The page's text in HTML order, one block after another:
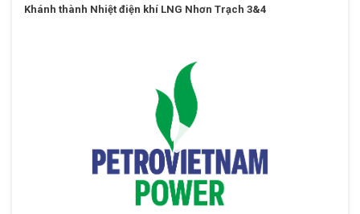
Khánh thành Nhiệt điện khí LNG Nhơn Trạch 3&4